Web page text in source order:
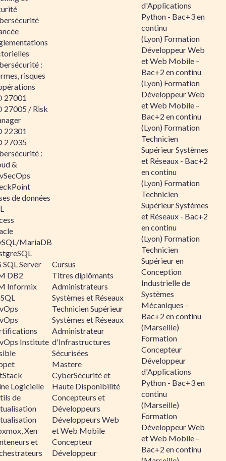
:
risques
27001
27005 / Risk
22301
27035
:
&
de données
MariaDB
SQL Server
DB2
Informix
Institute
Logicielle
de
Xen
et
Cursus
Titres diplômants
Administrateurs
Systèmes et Réseaux
Technicien Supérieur
Systèmes et Réseaux
Administrateur
d'Infrastructures
Sécurisées
Mastere
CyberSécurité et
Haute Disponibilité
Concepteurs et
Développeurs
Développeurs Web
et Web Mobile
Concepteur
Développeur
d'Applications
Python - Bac+3 en
continu
(Lyon) Formation
Développeur Web
et Web Mobile –
Bac+2 en continu
(Lyon) Formation
Développeur Web
et Web Mobile –
Bac+2 en continu
(Lyon) Formation
Technicien
Supérieur Systèmes
et Réseaux - Bac+2
en continu
(Lyon) Formation
Technicien
Supérieur Systèmes
et Réseaux - Bac+2
en continu
(Lyon) Formation
Technicien
Supérieur en
Conception
Industrielle de
Systèmes
Mécaniques -
Bac+2 en continu
(Marseille)
Formation
Concepteur
Développeur
d'Applications
Python - Bac+3 en
continu
(Marseille)
Formation
Développeur Web
et Web Mobile –
Bac+2 en continu